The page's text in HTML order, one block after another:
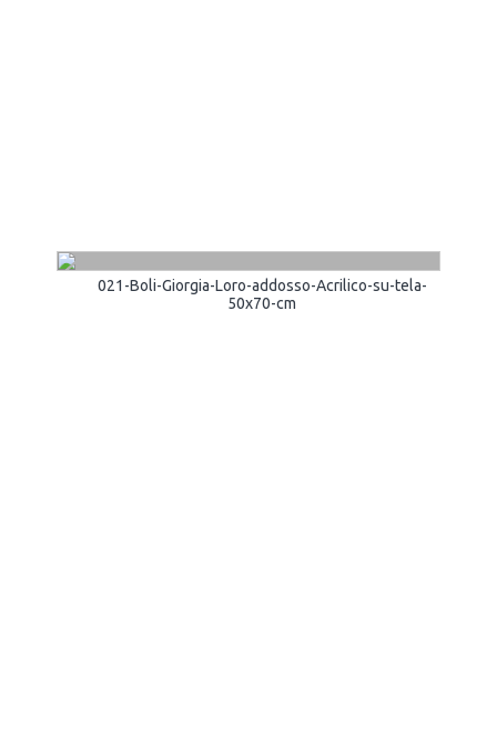
021-Boli-Giorgia-Loro-addosso-Acrilico-su-tela-
50x70-cm